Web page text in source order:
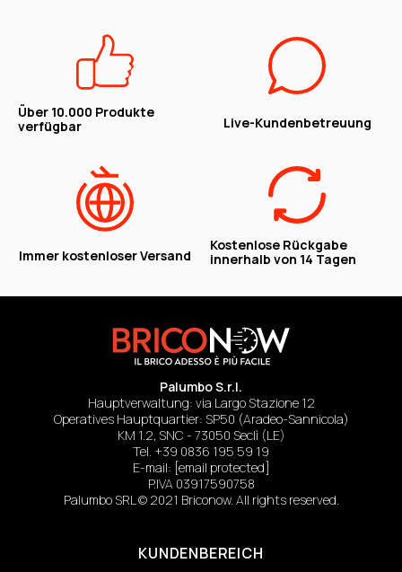
Über 10.000 Produkte
verfügbar
Live-Kundenbetreuung
Immer kostenloser Versand
Kostenlose Rückgabe
innerhalb von 14 Tagen
Palumbo S.r.l.
Hauptverwaltung: via Largo Stazione 12
Operatives Hauptquartier: SP50 (Aradeo-Sannicola)
KM 1.2, SNC - 73050 Seclì (LE)
Tel. +39 0836 195 59 19
E-mail: [email protected]
P.IVA 03917590758
Palumbo SRL © 2021 Briconow. All rights reserved.
KUNDENBEREICH